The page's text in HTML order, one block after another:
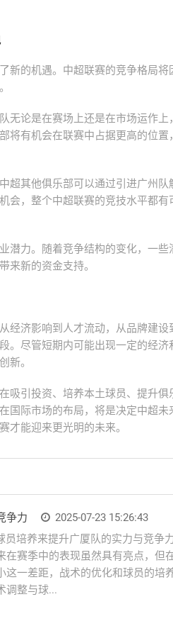
新的机遇。中超联赛的竞争格局将
无论是在赛场上还是在市场运作上
将有机会在联赛中占据更高的位置
超其他俱乐部可以通过引进广州队
会，整个中超联赛的竞技水平都有
潜力。随着竞争结构的变化，一些
来新的资金支持。
经济影响到人才流动，从品牌建设
。尽管短期内可能出现一定的经济
新。
吸引投资、培养本土球员、提升俱
国际市场的布局，将是决定中超未
才能迎来更光明的未来。
争力
2025-07-23 15:26:43
培养来提升广厦队的实力与竞争
赛季中的表现虽然具有亮点，但
一差距，战术的优化和球员的培
调整与球...